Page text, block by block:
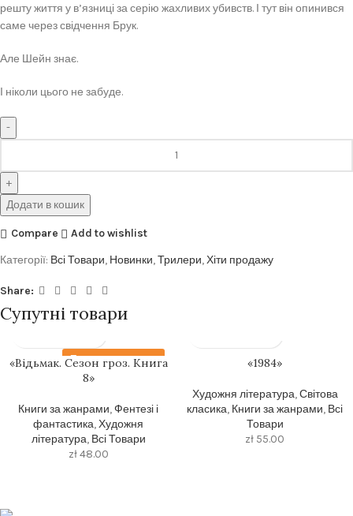
решту життя у в’язниці за серію жахливих убивств. І тут він опинився
саме через свідчення Брук.
Але Шейн знає.
І ніколи цього не забуде.
Додати в кошик
Compare
Add to wishlist
Категорії: Всі Товари, Новинки,Трилери,Хіти продажу
Share:
Супутні товари
Передзамовлення
«Відьмак. Сезон гроз. Книга
8»
Книги за жанрами,Фентезі і
фантастика,Художня
література, Всі Товари
zł48.00
«1984»
Художня література,Світова
класика, Книги за жанрами, Всі
Товари
zł 55.00